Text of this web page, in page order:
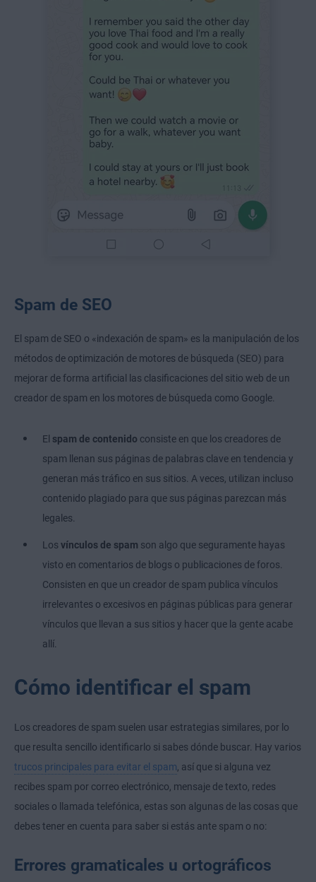
Spam de SEO
El spam de SEO o «indexación de spam» es la manipulación de los
métodos de optimización de motores de búsqueda (SEO) para
mejorar de forma artificial las clasificaciones del sitio web de un
creador de spam en los motores de búsqueda como Google.
El spam de contenido consiste en que los creadores de
spam llenan sus páginas de palabras clave en tendencia y
generan más tráfico en sus sitios. A veces, utilizan incluso
contenido plagiado para que sus páginas parezcan más
legales.
Los vínculos de spam son algo que seguramente hayas
visto en comentarios de blogs o publicaciones de foros.
Consisten en que un creador de spam publica vínculos
irrelevantes o excesivos en páginas públicas para generar
vínculos que llevan a sus sitios y hacer que la gente acabe
allí.
Cómo identificar el spam
Los creadores de spam suelen usar estrategias similares, por lo
que resulta sencillo identificarlo si sabes dónde buscar. Hay varios
trucos principales para evitar el spam, así que si alguna vez
recibes spam por correo electrónico, mensaje de texto, redes
sociales o llamada telefónica, estas son algunas de las cosas que
debes tener en cuenta para saber si estás ante spam o no:
Errores gramaticales u ortográficos